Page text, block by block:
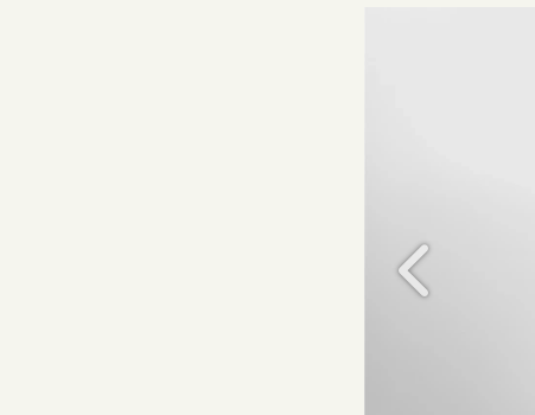
Anterior